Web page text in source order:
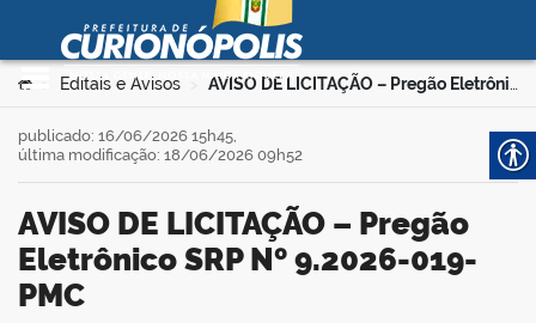
Ir para o conteúdo
Prefeitura Municipal de
Curionópolis
Você está aqui:
Editais e Avisos > AVISO DE LICITAÇÃO – Pregão Eletrônico SRP Nº 9.2026-019-PMC
AVISO DE LICITAÇÃO – Pregão
Eletrônico SRP Nº 9.2026-019-
PMC
publicado: 16/06/2026 15h45,
última modificação: 18/06/2026 09h52